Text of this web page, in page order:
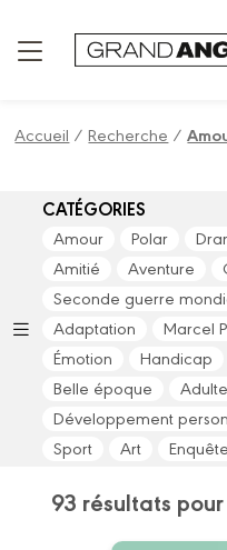
Accueil /Recherche /
CATÉGORIES
Amour Polar
Amitié
Aventure
Seconde guerre
Adaptation
Marcel
Émotion
Handicap
Belle époque
Adulte
Développement
Sport
Art Enquête
93 résultats